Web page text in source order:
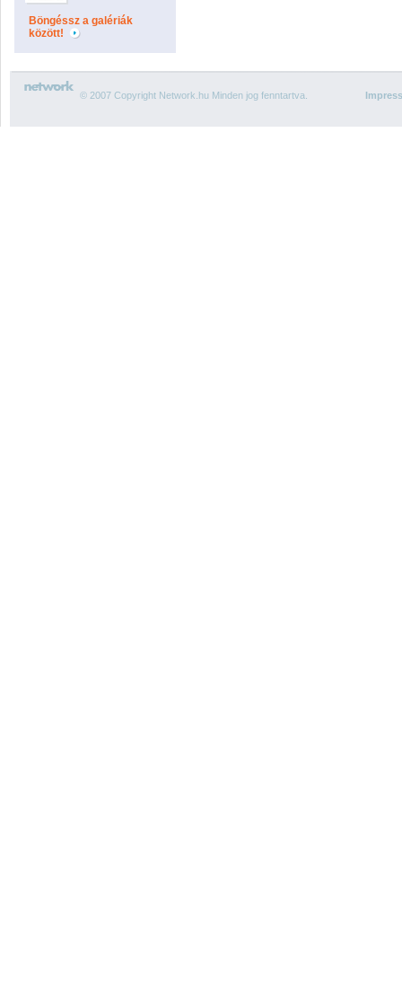
Böngéssz a galériák
között!
© 2007 Copyright Network.hu Minden jog fenntartva.